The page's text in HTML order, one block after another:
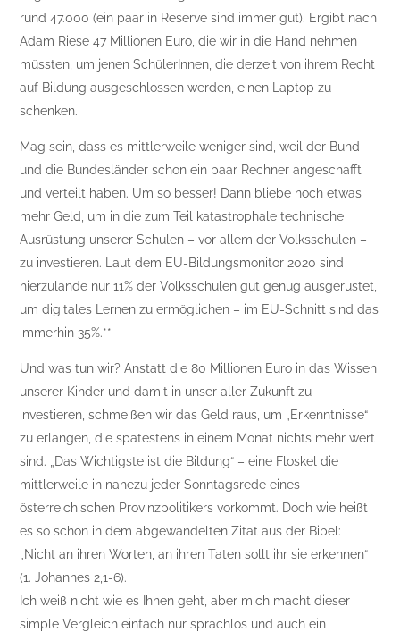
rund 47.000 (ein paar in Reserve sind immer gut). Ergibt nach
Adam Riese 47 Millionen Euro, die wir in die Hand nehmen
müssten, um jenen SchülerInnen, die derzeit von ihrem Recht
auf Bildung ausgeschlossen werden, einen Laptop zu
schenken.
Mag sein, dass es mittlerweile weniger sind, weil der Bund
und die Bundesländer schon ein paar Rechner angeschafft
und verteilt haben. Um so besser! Dann bliebe noch etwas
mehr Geld, um in die zum Teil katastrophale technische
Ausrüstung unserer Schulen – vor allem der Volksschulen –
zu investieren. Laut dem EU-Bildungsmonitor 2020 sind
hierzulande nur 11% der Volksschulen gut genug ausgerüstet,
um digitales Lernen zu ermöglichen – im EU-Schnitt sind das
immerhin 35%.**
Und was tun wir? Anstatt die 80 Millionen Euro in das Wissen
unserer Kinder und damit in unser aller Zukunft zu
investieren, schmeißen wir das Geld raus, um „Erkenntnisse“
zu erlangen, die spätestens in einem Monat nichts mehr wert
sind. „Das Wichtigste ist die Bildung“ – eine Floskel die
mittlerweile in nahezu jeder Sonntagsrede eines
österreichischen Provinzpolitikers vorkommt. Doch wie heißt
es so schön in dem abgewandelten Zitat aus der Bibel:
„Nicht an ihren Worten, an ihren Taten sollt ihr sie erkennen“
(1. Johannes 2,1-6).
Ich weiß nicht wie es Ihnen geht, aber mich macht dieser
simple Vergleich einfach nur sprachlos und auch ein